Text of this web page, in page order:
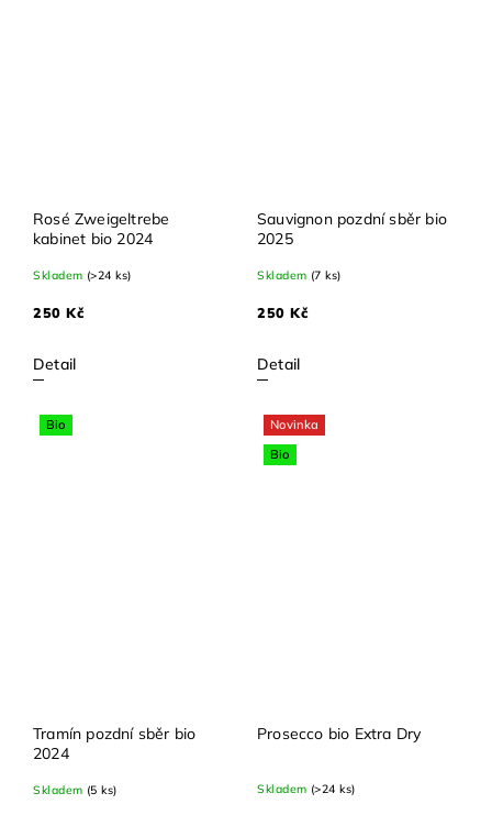
Rosé Zweigeltrebe
kabinet bio 2024
Skladem (>24 ks)
250 Kč
Detail
Sauvignon pozdní sběr bio
2025
Skladem (7 ks)
250 Kč
Detail
Bio
Tramín pozdní sběr bio
2024
Skladem (5 ks)
Novinka
Bio
Prosecco bio Extra Dry
Skladem (>24 ks)